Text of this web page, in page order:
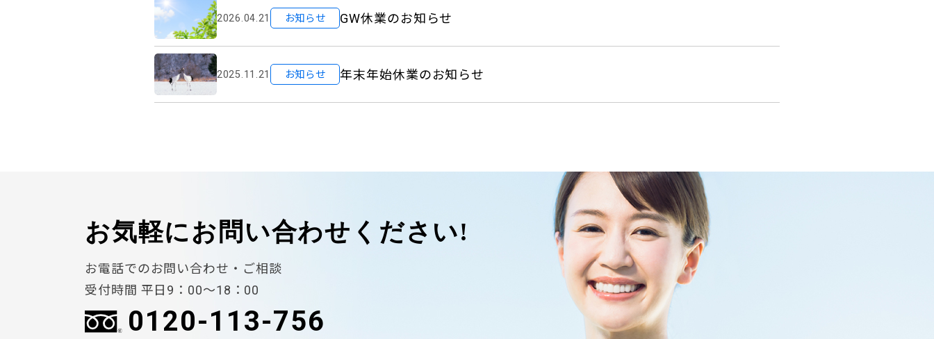
2026.04.21 お知らせ GW休業のお知らせ
2025.11.21 お知らせ 年末年始休業のお知らせ
お気軽にお問い合わせください!
お電話でのお問い合わせ・ご相談
受付時間 平日9：00〜18：00
0120-113-756